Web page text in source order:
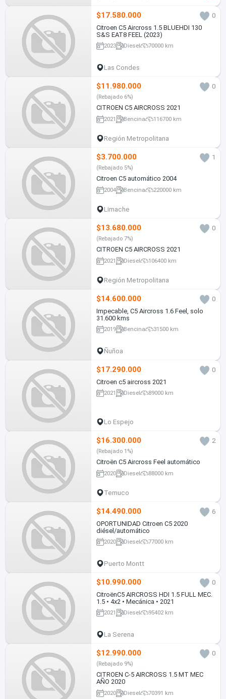
$17.580.000
0
Citroen C5 Aircross 1.5 BLUEHDI 130
S&S EAT8 FEEL (2023)
2023 Diesel 70000 km
Las Condes
$11.980.000 0
(Rebajado 6%)
CITROEN C5 AIRCROSS 2021
2021 Bencina 116700 km
Región Metropolitana
$3.700.000 1
(Rebajado 5%)
Citroen C5 automático 2004
2004 Bencina 220000 km
Limache
$13.680.000 0
(Rebajado 7%)
CITROEN C5 AIRCROSS 2021
2021 Diesel 106400 km
Región Metropolitana
$14.600.000
0
Impecable, C5 Aircross 1.6 Feel, solo
31.600 kms
2019 Bencina 31500 km
Ñuñoa
$17.290.000
0
Citroen c5 aircross 2021
2021 Diesel 89000 km
Lo Espejo
$16.300.000 2
(Rebajado 1%)
Citroën C5 Aircross Feel automático
2020 Diesel 88000 km
Temuco
$14.490.000
6
OPORTUNIDAD Citroen C5 2020
diésel/automático
2020 Diesel 77000 km
Puerto Montt
$10.990.000
0
CitroënC5 AIRCROSS HDI 1.5 FULL MEC.
1.5 • 4x2 • Mecánica • 2021
2021 Diesel 95402 km
La Serena
$12.990.000 0
(Rebajado 9%)
CITROEN C-5 AIRCROSS 1.5 MT MEC
AÑO 2020
2020 Diesel 70391 km